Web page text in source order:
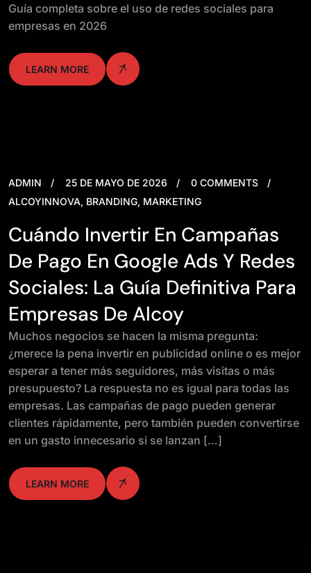
Guía completa sobre el uso de redes sociales para
empresas en 2026
LEARN MORE
ADMIN 25 DE MAYO DE 2026
0 COMMENTS
ALCOYINNOVA, BRANDING, MARKETING
Cuándo Invertir En Campañas
De Pago En Google Ads Y Redes
Sociales: La Guía Definitiva Para
Empresas De Alcoy
Muchos negocios se hacen la misma pregunta:
¿merece la pena invertir en publicidad online o es mejor
esperar a tener más seguidores, más visitas o más
presupuesto? La respuesta no es igual para todas las
empresas. Las campañas de pago pueden generar
clientes rápidamente, pero también pueden convertirse
en un gasto innecesario si se lanzan […]
LEARN MORE